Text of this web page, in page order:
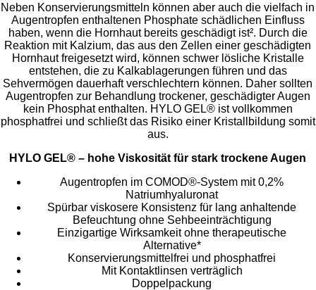
Neben Konservierungsmitteln können aber auch die vielfach in
Augentropfen enthaltenen Phosphate schädlichen Einfluss
haben, wenn die Hornhaut bereits geschädigt ist². Durch die
Reaktion mit Kalzium, das aus den Zellen einer geschädigten
Hornhaut freigesetzt wird, können schwer lösliche Kristalle
entstehen, die zu Kalkablagerungen führen und das
Sehvermögen dauerhaft verschlechtern können. Daher sollten
Augentropfen zur Behandlung trockener, geschädigter Augen
kein Phosphat enthalten. HYLO GEL® ist vollkommen
phosphatfrei und schließt das Risiko einer Kristallbildung somit
aus.
HYLO GEL® – hohe Viskosität für stark trockene Augen
Augentropfen im COMOD®-System mit 0,2%
Natriumhyaluronat
Spürbar viskosere Konsistenz für lang anhaltende
Befeuchtung ohne Sehbeeinträchtigung
Einzigartige Wirksamkeit ohne therapeutische
Alternative*
Konservierungsmittelfrei und phosphatfrei
Mit Kontaktlinsen verträglich
Doppelpackung